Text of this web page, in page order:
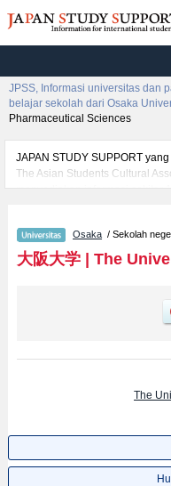
JPSS, Informasi universitas dan
belajar sekolah dari Osaka
Pharmaceutical Sciences
JAPAN STUDY SUPPORT
The Asian Students Cultural
menyediakan informasi sekitar
informasi per fakultas seperti
SciencesatauFakultas
ScienceatauFakultas
Engineering
International College
Osaka / Sekolah
大阪大学| The
The